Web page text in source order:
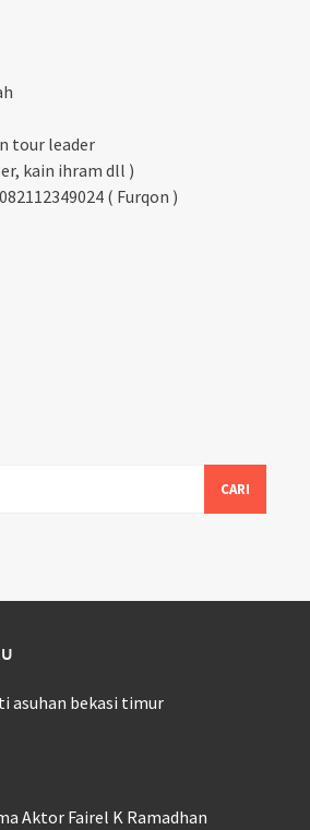
tour leader
kain ihram dll )
( Furqon )
asuhan bekasi timur
Aktor Fairel K Ramadhan